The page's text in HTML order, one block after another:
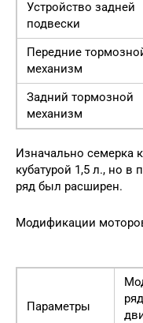
Устройство задней
подвески
Передние
механизм
Задний тормозной
механизм
Изначально семерка
кубатурой 1,5 л., но в
ряд был расширен.
Модификации
Параметры
ряд